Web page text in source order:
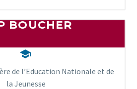
BOUCHER


de l’Education Nationale et de
la Jeunesse